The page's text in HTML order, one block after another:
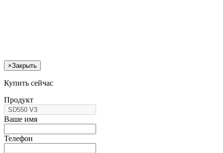
×Закрыть
Купить сейчас
Продукт
Ваше имя
Телефон